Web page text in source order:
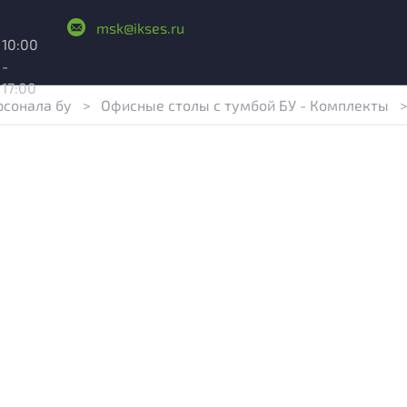
10:00
-
17:00
msk@ikses.ru
бу > Офисные столы с тумбой БУ - Комплекты >